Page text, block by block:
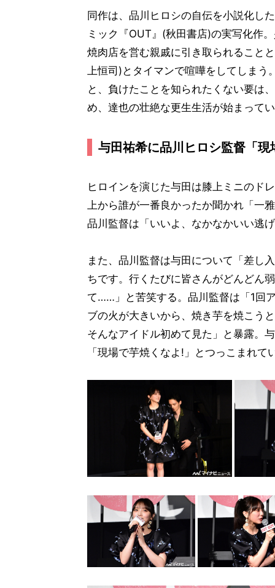
同作は、品川ヒロシの自伝を小説化し
ミック『OUT』(秋田書店)の実写化作
焼肉店を営む親戚に引き取られること
上恒司)とタイマンで喧嘩をしてしまう
と、負けたことを知られたくない要は
め、達也の壮絶な更生生活が始まって
与田祐希に品川ヒロシ監督「
ヒロインを演じた与田は膝上ミニのド
上から誰が一番良かったか聞かれ「一
品川監督は「いいよ、なかなかいい逃
また、品川監督は与田について「差し
ちです。行くたびに皆さんがどんどん
て……」と苦笑する。品川監督は「1回
ブの火が大きいから、焼き芋を焼こう
そんなアイドル初めて見た」と暴露。
「現場で芋焼くなよ!」とつっこまれて